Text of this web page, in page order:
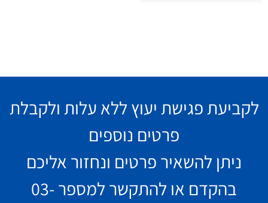
לקביעת פגישת יעוץ ללא עלות ולקבלת
פרטים נוספים
ניתן להשאיר פרטים ונחזור אליכם
בהקדם או להתקשר למספר 03-